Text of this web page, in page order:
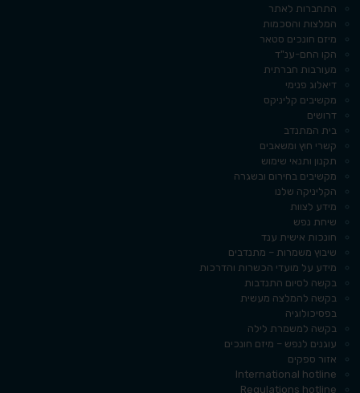
התחברות לאתר
המלצות והסכמות
מיזם חונכים סטאר
הקו החם-ענ"ד
מעורבות חברתית
דיאלוג פנימי
מקשיבים קליניקס
דרושים
בית המתנדב
קשרי חוץ ומשאבים
תקנון ותנאי שימוש
מקשיבים בחירום ובשגרה
הקליניקה שלנו
מידע לצוות
שיחת נפש
חונכות אישית ענד
שיבוץ משמרות – מתנדבים
מידע על מועדי הכשרות והדרכות
בקשה לסיום התנדבות
בקשה להמלצה מעשית
בפסיכולוגיה
בקשה למשמרת לילה
עוגנים לנפש – מיזם חונכים
אזור ספקים
International hotline
Regulations hotline